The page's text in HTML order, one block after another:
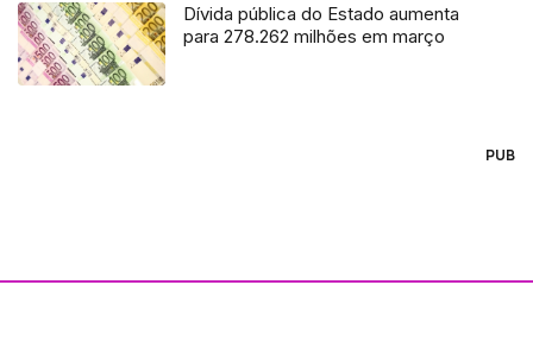
Dívida pública do Estado aumenta
para 278.262 milhões em março
PUB